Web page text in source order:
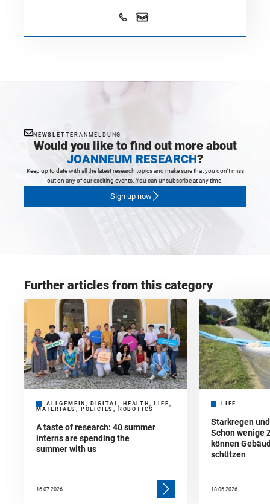
NEWSLETTER ANMELDUNG
Would you like to find out more about
JOANNEUM RESEARCH?
Keep up to date with all the latest research topics and make sure that you don’t miss
out on any of our exciting events. You can unsubscribe at any time.
Sign up now
Further articles from this category
ALLGEMEIN, DIGITAL, HEALTH, LIFE,
MATERIALS, POLICIES, ROBOTICS
A taste of research: 40 summer
interns are spending the
summer with us
16.07.2026
LIFE
Starkregen
Schon wenige
können
schützen
18.06.2026